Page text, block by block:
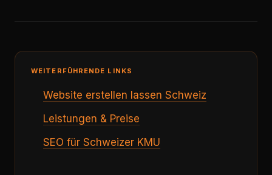
WEITERFÜHRENDE LINKS
Website erstellen lassen Schweiz
Leistungen & Preise
SEO für Schweizer KMU